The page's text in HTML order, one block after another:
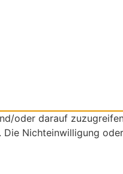
oder darauf
Nichteinwilligung